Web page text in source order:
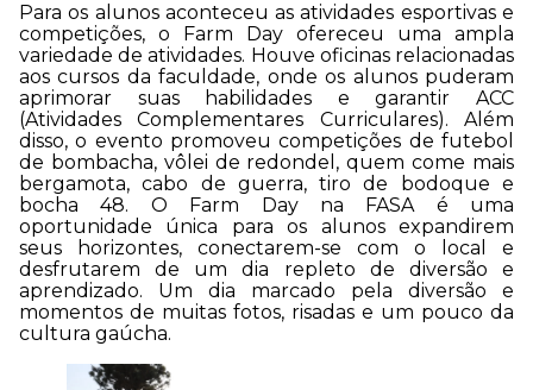
Para os alunos aconteceu as atividades esportivas e
competições, o Farm Day ofereceu uma ampla
variedade de atividades. Houve oficinas relacionadas
aos cursos da faculdade, onde os alunos puderam
aprimorar suas habilidades e garantir ACC
(Atividades Complementares Curriculares). Além
disso, o evento promoveu competições de futebol
de bombacha, vôlei de redondel, quem come mais
bergamota, cabo de guerra, tiro de bodoque e
bocha 48. O Farm Day na FASA é uma
oportunidade única para os alunos expandirem
seus horizontes, conectarem-se com o local e
desfrutarem de um dia repleto de diversão e
aprendizado. Um dia marcado pela diversão e
momentos de muitas fotos, risadas e um pouco da
cultura gaúcha.